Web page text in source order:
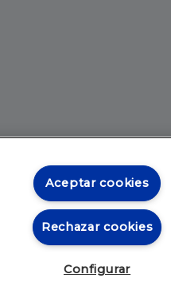
Aceptar cookies
Rechazar cookies
Configurar